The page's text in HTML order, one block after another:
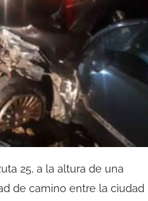
25, a la altura de una
de camino entre la ciudad